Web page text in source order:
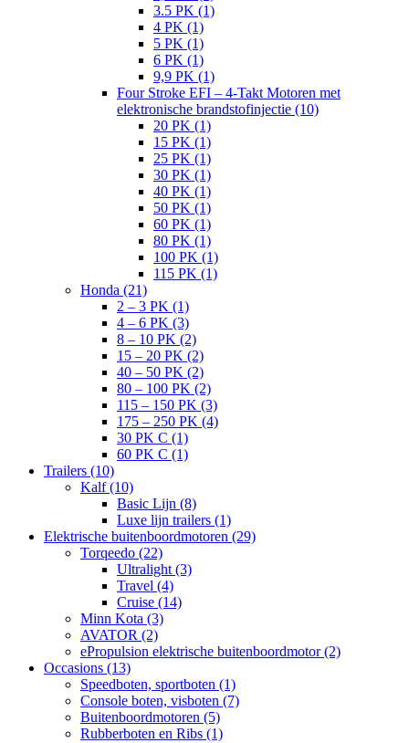
3.5 PK (1)
4 PK (1)
5 PK (1)
6 PK (1)
9,9 PK (1)
Four Stroke EFI – 4-Takt Motoren met
elektronische brandstofinjectie (10)
20 PK (1)
15 PK (1)
25 PK (1)
30 PK (1)
40 PK (1)
50 PK (1)
60 PK (1)
80 PK (1)
100 PK (1)
115 PK (1)
Honda (21)
2 – 3 PK (1)
4 – 6 PK (3)
8 – 10 PK (2)
15 – 20 PK (2)
40 – 50 PK (2)
80 – 100 PK (2)
115 – 150 PK (3)
175 – 250 PK (4)
30 PK C (1)
60 PK C (1)
Trailers (10)
Kalf (10)
Basic Lijn (8)
Luxe lijn trailers (1)
Elektrische buitenboordmotoren (29)
Torqeedo (22)
Ultralight (3)
Travel (4)
Cruise (14)
Minn Kota (3)
AVATOR (2)
ePropulsion elektrische buitenboordmotor (2)
Occasions (13)
Speedboten, sportboten (1)
Console boten, visboten (7)
Buitenboordmotoren (5)
Rubberboten en Ribs (1)